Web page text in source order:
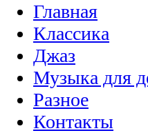
Главная
Классика
Джаз
Музыка для
Разное
Контакты